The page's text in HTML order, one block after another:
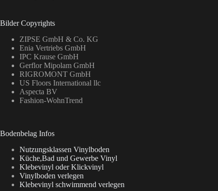
Bilder Copyrights
ZIPSE GmbH & Co. KG
Enia Vertriebs GmbH
IPC Krause GmbH
Gerflor Mipolam GmbH
RIGROMONT GmbH
US Floors International llc
Aspecta BV
Fashion-WohnTrend
Bodenbelag Infos
Nutzungsklassen Vinylboden
Küche,Bad und Gewerbe Vinyl
Klebevinyl oder Klickvinyl
Vinylboden verlegen
Klebevinyl schwimmend verlegen